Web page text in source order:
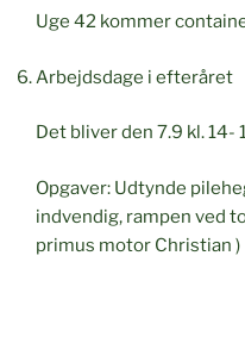
Uge 42 kommer
Arbejdsdage i efteråret
Det bliver den 7.9 kl. 14-
Opgaver: Udtynde
indvendig, rampen ved
primus motor Christian )